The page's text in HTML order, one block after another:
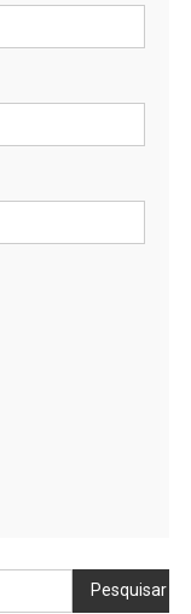
Pesquisar